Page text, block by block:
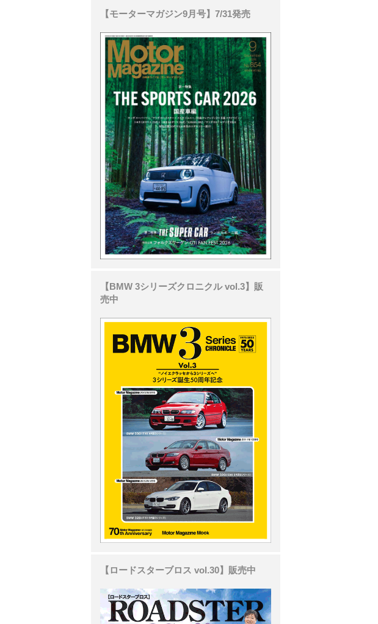
【モーターマガジン9月号】7/31発売
【BMW 3シリーズクロニクル vol.3】販
売中
【ロードスターブロス vol.30】販売中